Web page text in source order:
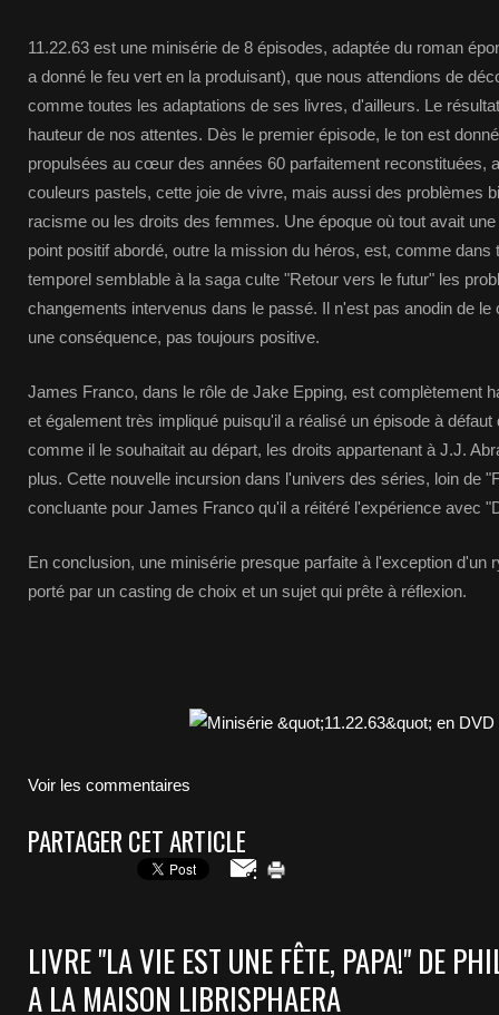
11.22.63 est une minisérie de 8 épisodes, adaptée du roman
a donné le feu vert en la produisant), que nous attendions de
comme toutes les adaptations de ses livres, d'ailleurs. Le
hauteur de nos attentes. Dès le premier épisode, le ton est
propulsées au cœur des années 60 parfaitement reconstituées,
couleurs pastels, cette joie de vivre, mais aussi des problèmes
racisme ou les droits des femmes. Une époque où tout avait
point positif abordé, outre la mission du héros, est, comme dans
temporel semblable à la saga culte "Retour vers le futur" les
changements intervenus dans le passé. Il n'est pas anodin de le
une conséquence, pas toujours positive.
James Franco, dans le rôle de Jake Epping, est complètement
et également très impliqué puisqu'il a réalisé un épisode à défaut
comme il le souhaitait au départ, les droits appartenant à J.J.
plus. Cette nouvelle incursion dans l'univers des séries, loin de
concluante pour James Franco qu'il a réitéré l'expérience avec
En conclusion, une minisérie presque parfaite à l'exception d'un
porté par un casting de choix et un sujet qui prête à réflexion.
Voir les commentaires
PARTAGER CET ARTICLE
LIVRE "LA VIE EST UNE FÊTE, PAPA!" DE
A LA MAISON LIBRISPHAERA